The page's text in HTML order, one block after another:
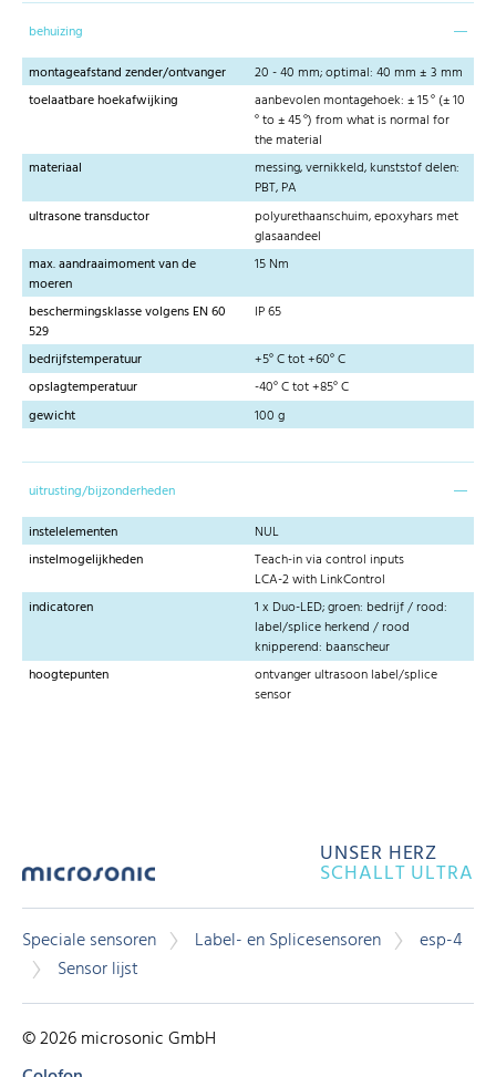
behuizing
montageafstand zender/ontvanger
20 - 40 mm; optimal: 40 mm ± 3 mm
toelaatbare hoekafwijking
aanbevolen montagehoek: ± 15 ° (± 10
° to ± 45 °) from what is normal for
the material
materiaal
messing, vernikkeld, kunststof delen:
PBT, PA
ultrasone transductor
polyurethaanschuim, epoxyhars met
glasaandeel
max. aandraaimoment van de
moeren
15 Nm
beschermingsklasse volgens EN 60
529
IP 65
bedrijfstemperatuur
+5° C tot +60° C
opslagtemperatuur
-40° C tot +85° C
gewicht
100 g
uitrusting/bijzonderheden
instelelementen
NUL
instelmogelijkheden
Teach-in via control inputs
LCA-2 with LinkControl
indicatoren
1 x Duo-LED; groen: bedrijf / rood:
label/splice herkend / rood
knipperend: baanscheur
hoogtepunten
ontvanger ultrasoon label/splice
sensor
UNSER HERZ
SCHALLT ULTRA
Speciale sensoren Label- en Splicesensoren
esp-4
Sensor lijst
© 2026 microsonic GmbH